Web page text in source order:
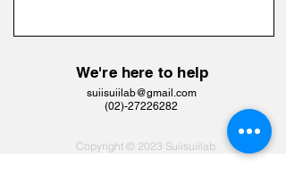
We're here to help
suiisuiilab@gmail.com
​(02)-27226282
Copyright © 2023 Suiisuiilab